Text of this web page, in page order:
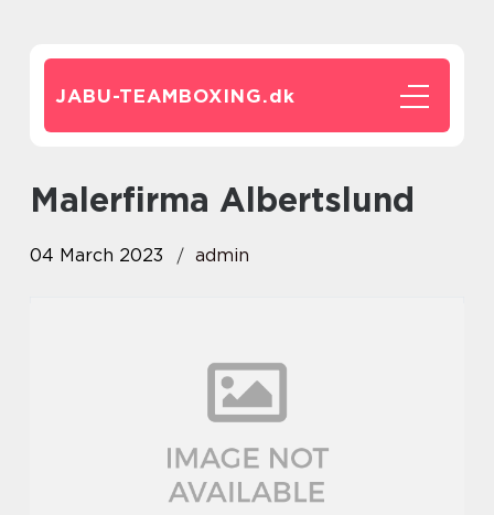
JABU-TEAMBOXING.dk
Malerfirma Albertslund
04 March 2023 admin